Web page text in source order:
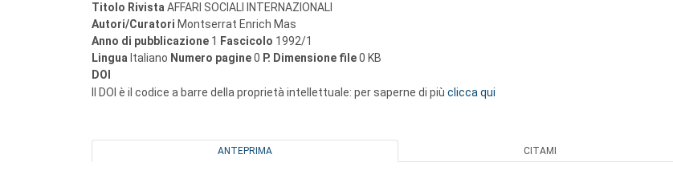
Titolo Rivista AFFARI SOCIALI INTERNAZIONALI
Autori/Curatori Montserrat Enrich Mas
Anno di pubblicazione 1 Fascicolo 1992/1
Lingua Italiano Numero pagine0 P. Dimensione file0 KB
DOI
Il DOI è il codice a barre della proprietà intellettuale: per saperne di più clicca qui
ANTEPRIMA CITAMI